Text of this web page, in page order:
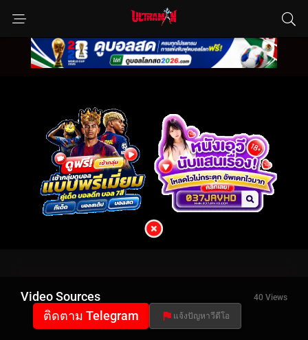
Video Sources 40 Views
ติดตาม Telegram แจ้งปัญหาวีดีโอ